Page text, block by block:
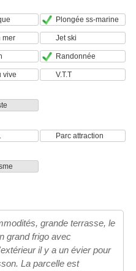
Plongée ss-marine
mer Jet ski
Randonnée
vive V.T.T
Parc attraction
grande terrasse, le
grand frigo avec
il y a un évier pour
La parcelle est